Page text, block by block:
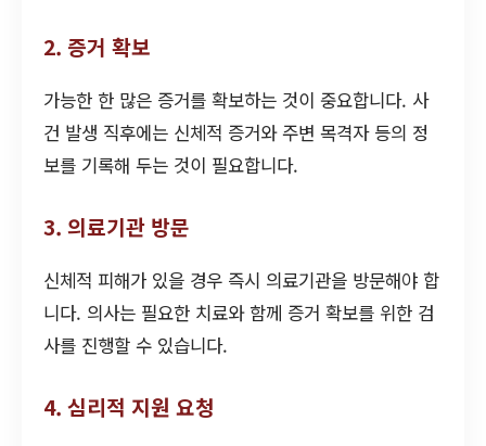
2. 증거 확보
가능한 한 많은 증거를 확보하는 것이 중요합니다. 사
건 발생 직후에는 신체적 증거와 주변 목격자 등의 정
보를 기록해 두는 것이 필요합니다.
3. 의료기관 방문
신체적 피해가 있을 경우 즉시 의료기관을 방문해야 합
니다. 의사는 필요한 치료와 함께 증거 확보를 위한 검
사를 진행할 수 있습니다.
4. 심리적 지원 요청